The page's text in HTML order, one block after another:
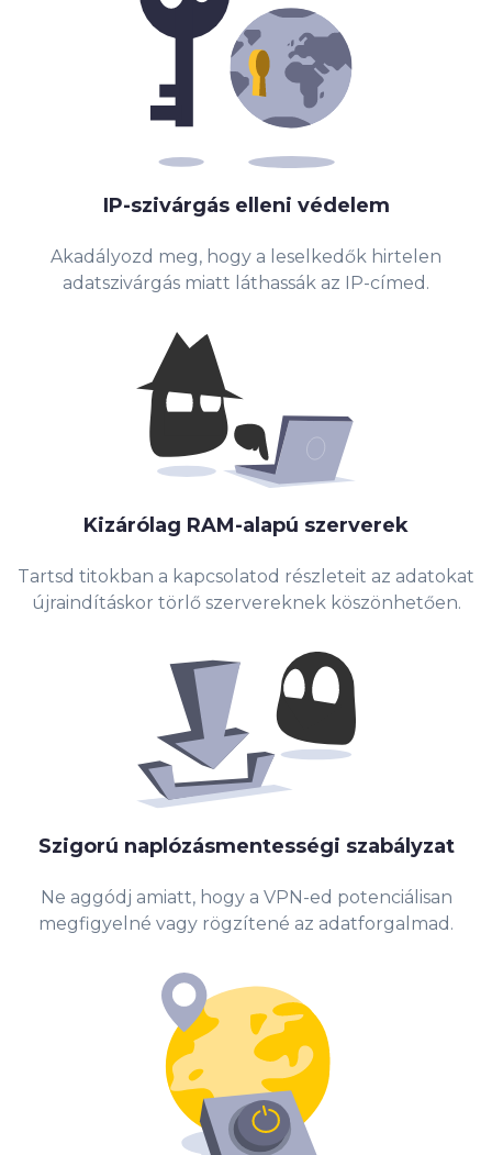
IP-szivárgás elleni védelem
Akadályozd meg, hogy a leselkedők hirtelen
adatszivárgás miatt láthassák az IP-címed.
Kizárólag RAM-alapú szerverek
Tartsd titokban a kapcsolatod részleteit az adatokat
újraindításkor törlő szervereknek köszönhetően.
Szigorú naplózásmentességi szabályzat
Ne aggódj amiatt, hogy a VPN-ed potenciálisan
megfigyelné vagy rögzítené az adatforgalmad.